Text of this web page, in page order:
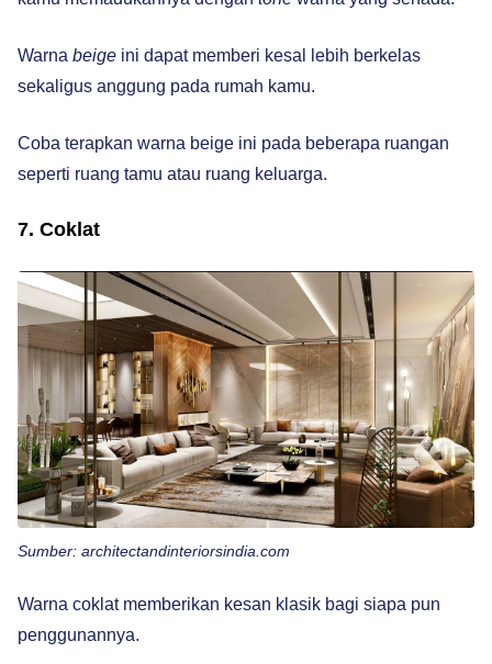
Warna beige ini dapat memberi kesal lebih berkelas
sekaligus anggung pada rumah kamu.
Coba terapkan warna beige ini pada beberapa ruangan
seperti ruang tamu atau ruang keluarga.
7. Coklat
Sumber: architectandinteriorsindia.com
Warna coklat memberikan kesan klasik bagi siapa pun
penggunannya.